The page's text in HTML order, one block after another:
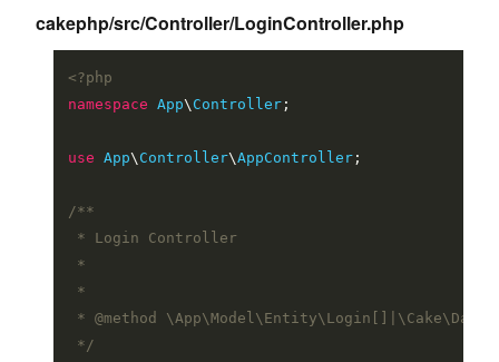
cakephp/src/Controller/LoginController.php
<?php
namespace
App\ Controller ;
use App\ Controller\AppController ;
/**
* Login Controller
*
*
* @method
*/